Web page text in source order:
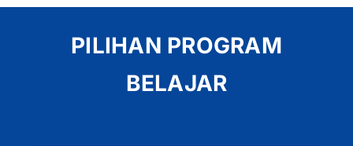
PILIHAN PROGRAM
BELAJAR